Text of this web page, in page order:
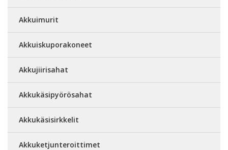
Akkuimurit
Akkuiskuporakoneet
Akkujiirisahat
Akkukäsipyörösahat
Akkukäsisirkkelit
Akkuketjunteroittimet